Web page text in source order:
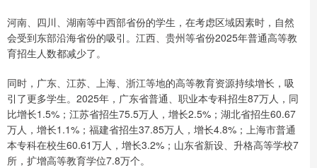
河南、四川、湖南等中西部省份的学生，在考虑区域因素时，自然
会受到东部沿海省份的吸引。江西、贵州等省份2025年普通高等教
育招生人数都减少了。
同时，广东、江苏、上海、浙江等地的高等教育资源持续增长，吸
引了更多学生。2025年，广东省普通、职业本专科招生87万人，同
比增长1.5%；江苏省招生75.5万人，增长2.5%；湖北省招生60.67
万人，增长1.1%；福建省招生37.85万人，增长4.8%；上海市普通
本专科在校生60.61万人，增长3.2%；山东省新设、升格高等学校7
所，扩增高等教育学位7.8万个。